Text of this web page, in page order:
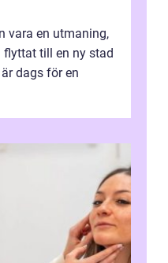
vara en utmaning,
till en ny stad
dags för en